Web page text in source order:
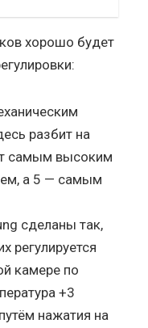
хорошо будет
разбит на
самым высоким
а 5 — самым
сделаны так,
регулируется
камере по
+3
нажатия на